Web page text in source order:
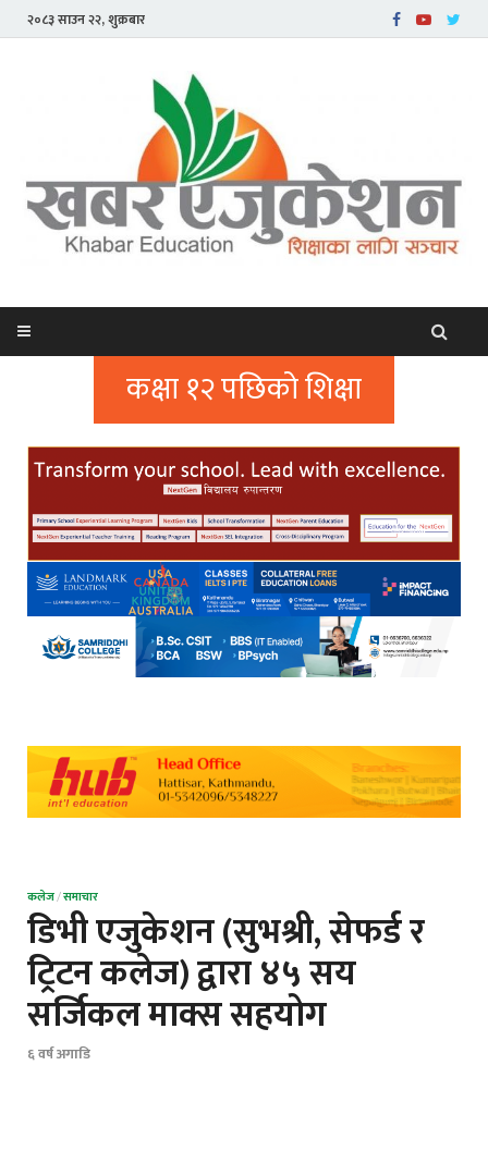
२०८३ साउन २२, शुक्रबार
कक्षा १२ पछिको शिक्षा
कलेज/समाचार
डिभी एजुकेशन (सुभश्री, सेफर्ड र
ट्रिटन कलेज) द्वारा ४५ सय
सर्जिकल माक्स सहयोग
६ वर्ष अगाडि